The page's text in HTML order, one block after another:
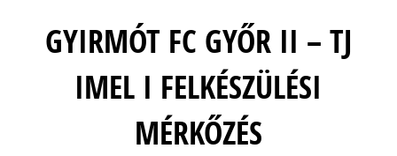
GYIRMÓT FC GYŐR II – TJ
IMEL I FELKÉSZÜLÉSI
MÉRKŐZÉS